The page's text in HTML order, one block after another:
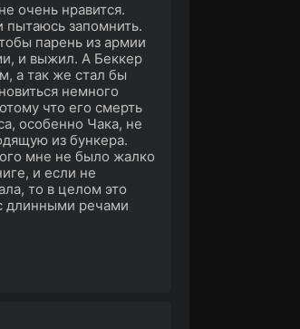
очень нравится.
запомнить.
парень из армии
и выжил. А Беккер
а так же стал бы
немного
что его смерть
особенно Чака, не
из бункера.
мне не было жалко
и если не
то в целом это
длинными речами